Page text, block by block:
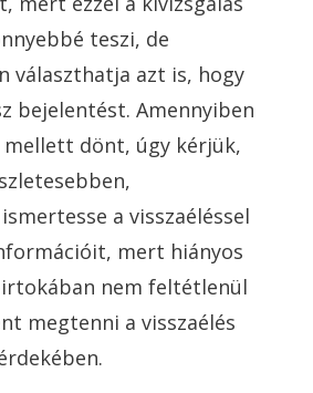
teszi, de
választhatja azt is, hogy
bejelentést. Amennyiben
mellett dönt, úgy kérjük,
a visszaéléssel
mert hiányos
nem feltétlenül
megtenni a visszaélés